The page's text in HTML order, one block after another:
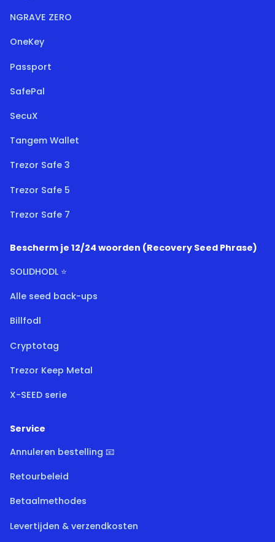
NGRAVE ZERO
OneKey
Passport
SafePal
SecuX
Tangem Wallet
Trezor Safe 3
Trezor Safe 5
Trezor Safe 7
Bescherm je 12/24 woorden (Recovery Seed Phrase)
SOLIDHODL ⭐
Alle seed back-ups
Billfodl
Cryptotag
Trezor Keep Metal
X-SEED serie
Service
Annuleren bestelling 📧
Retourbeleid
Betaalmethodes
Levertijden & verzendkosten